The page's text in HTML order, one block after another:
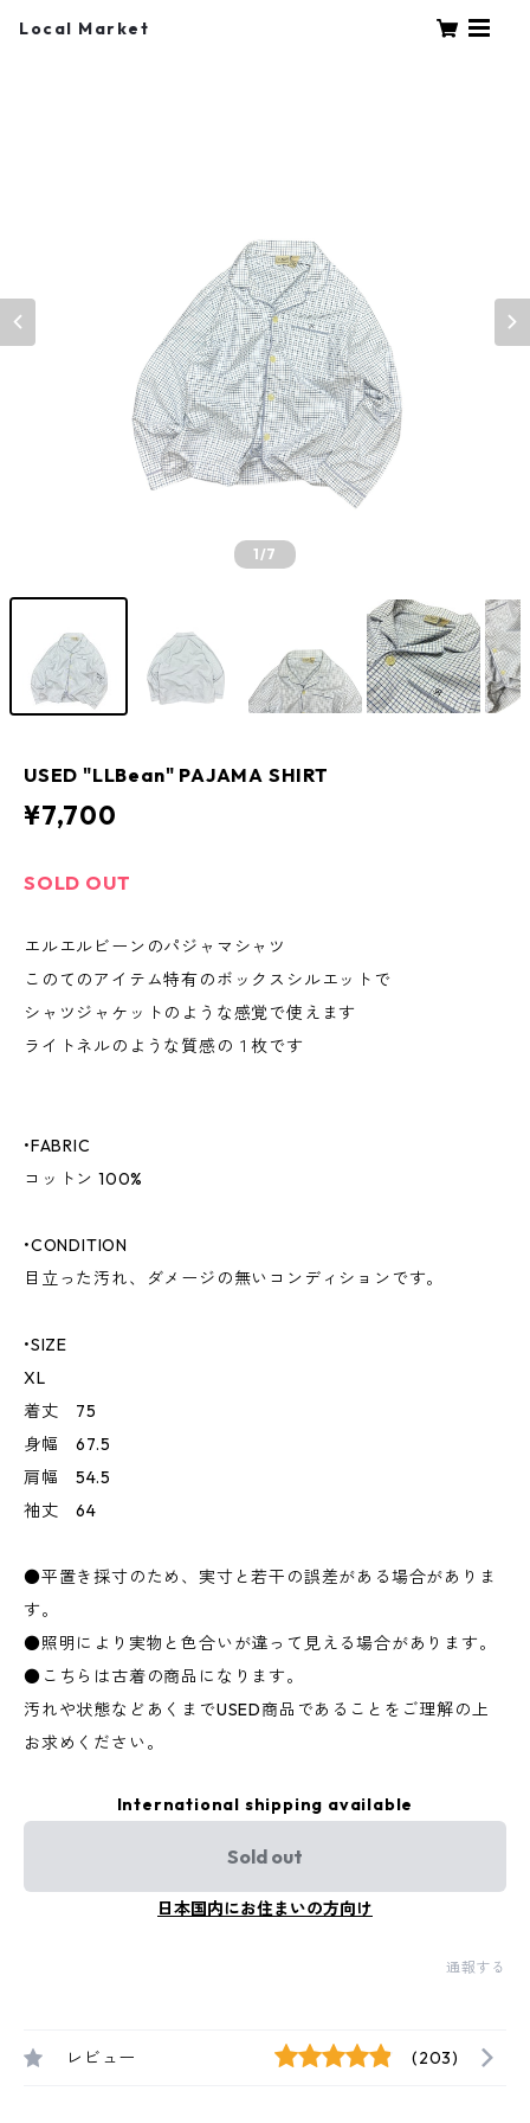
Local Market
1/7
USED "LLBean" PAJAMA SHIRT
¥7,700
SOLD OUT
エルエルビーンのパジャマシャツ
このてのアイテム特有のボックスシルエットで
シャツジャケットのような感覚で使えます
ライトネルのような質感の１枚です
•FABRIC
コットン 100%
•CONDITION
目立った汚れ、ダメージの無いコンディションです。
•SIZE
XL
着丈 75
身幅 67.5
肩幅 54.5
袖丈 64
●平置き採寸のため、実寸と若干の誤差がある場合がありま
す。
●照明により実物と色合いが違って見える場合があります。
●こちらは古着の商品になります。
汚れや状態などあくまでUSED商品であることをご理解の上
お求めください。
International shipping available
Sold out
日本国内にお住まいの方向け
通報する
レビュー (203)